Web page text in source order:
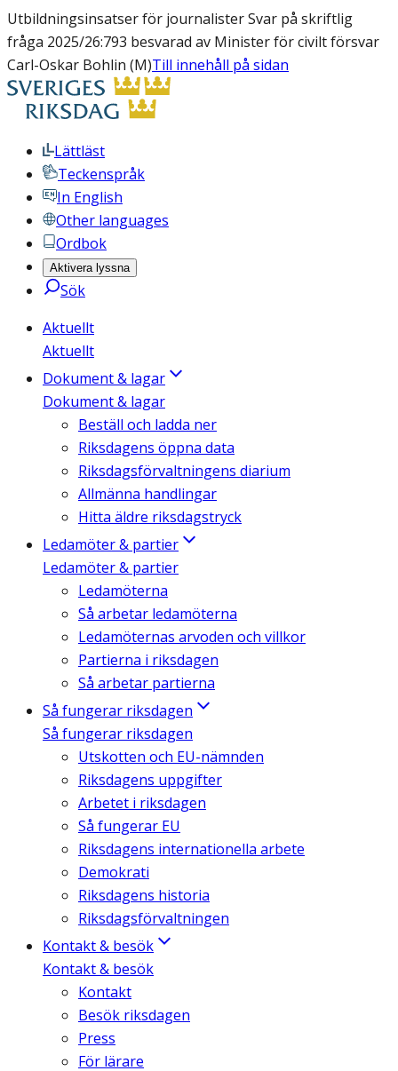
Utbildningsinsatser för journalister Svar på skriftlig
fråga 2025/26:793 besvarad av Minister för civilt försvar
Carl-Oskar Bohlin (M)Till innehåll på sidan
Lättläst
Teckenspråk
In English
Other languages
Ordbok
Aktivera lyssna
Sök
Aktuellt
Aktuellt
Dokument & lagar
Dokument & lagar
Beställ och ladda ner
Riksdagens öppna data
Riksdagsförvaltningens diarium
Allmänna handlingar
Hitta äldre riksdagstryck
Ledamöter & partier
Ledamöter & partier
Ledamöterna
Så arbetar ledamöterna
Ledamöternas arvoden och villkor
Partierna i riksdagen
Så arbetar partierna
Så fungerar riksdagen
Så fungerar riksdagen
Utskotten och EU-nämnden
Riksdagens uppgifter
Arbetet i riksdagen
Så fungerar EU
Riksdagens internationella arbete
Demokrati
Riksdagens historia
Riksdagsförvaltningen
Kontakt & besök
Kontakt & besök
Kontakt
Besök riksdagen
Press
För lärare